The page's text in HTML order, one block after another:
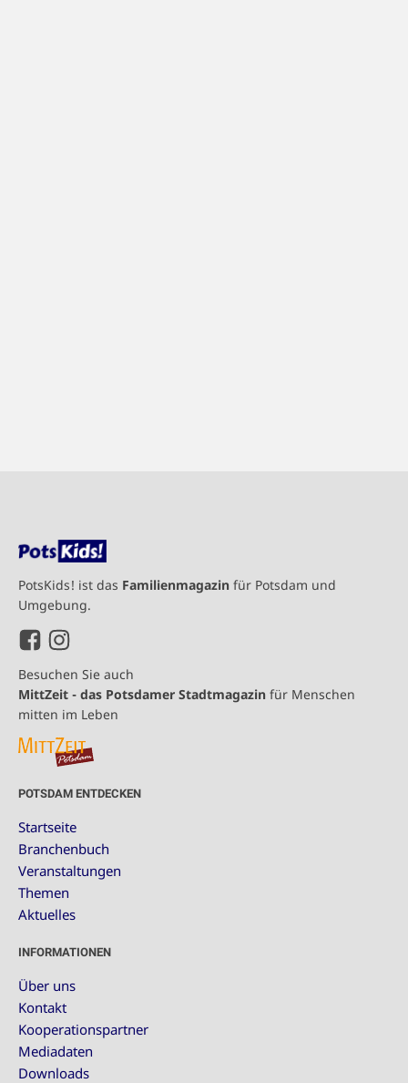
PotsKids! ist das Familienmagazin für Potsdam und
Umgebung.
Besuchen Sie auch
MittZeit - das Potsdamer Stadtmagazin für Menschen
mitten im Leben
POTSDAM ENTDECKEN
Startseite
Branchenbuch
Veranstaltungen
Themen
Aktuelles
INFORMATIONEN
Über uns
Kontakt
Kooperationspartner
Mediadaten
Downloads